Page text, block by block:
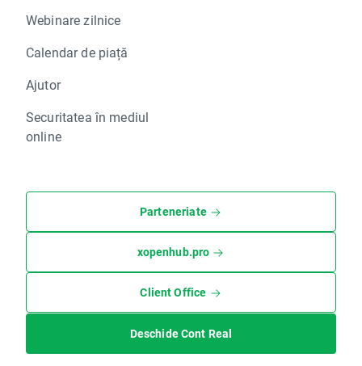
Webinare zilnice
Calendar de piață
Ajutor
Securitatea în mediul
online
Parteneriate
xopenhub.pro
Client Office
Deschide Cont Real